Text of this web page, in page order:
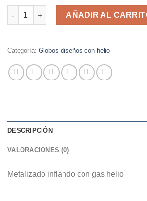
Corona Princesa 40x60cm cantidad
AÑADIR AL
Categoría: Globos diseños con helio
DESCRIPCIÓN
VALORACIONES (0)
Metalizado inflando con gas helio